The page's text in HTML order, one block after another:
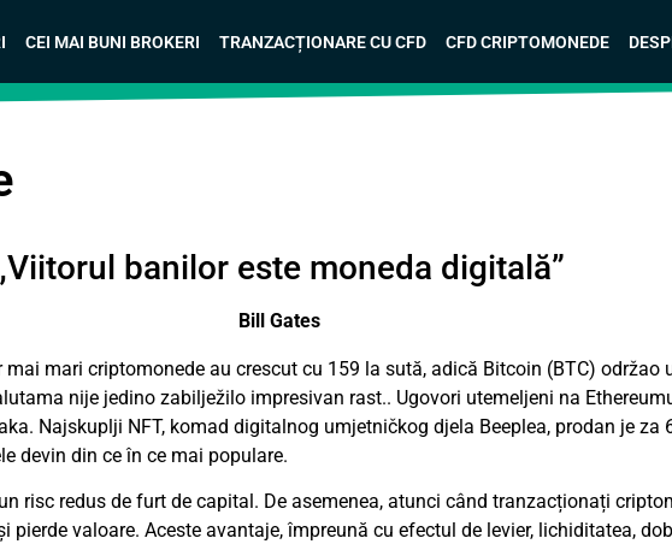
CEI MAI BUNI BROKERI TRANZACȚIONARE CU CFD CFD CRIPTOMONEDE
banilor este moneda digitală”
Bill Gates
mari criptomonede au crescut cu 159 la sută, adică Bitcoin (BTC) održao
nije jedino zabilježilo impresivan rast.. Ugovori utemeljeni na
Najskuplji NFT, komad digitalnog umjetničkog djela Beeplea, prodan je
devin din ce în ce mai populare.
risc redus de furt de capital. De asemenea, atunci când tranzacționați
valoare. Aceste avantaje, împreună cu efectul de levier, lichiditatea,